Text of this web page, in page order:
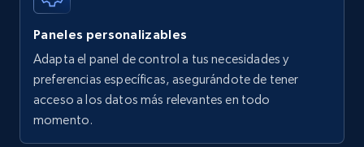
7.4K+ 870+
Walmart - products
Paneles personalizables
Adapta el panel de control a tus necesidades y
preferencias específicas, asegurándote de tener
acceso a los datos más relevantes en todo
momento.